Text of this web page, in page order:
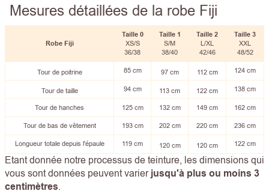
Mesures détaillées de la robe Fiji
Robe Fiji
Taille 0
XS/S
36/38
Taille 1
S/M
38/40
Taille 2
L/XL
42/46
Taille 3
XXL
48/52
Tour de poitrine 85 cm 97 cm 112 cm 124 cm
Tour de taille 94 cm 113 cm 122 cm 138 cm
Tour de hanches 125 cm 132 cm 149 cm
162 cm
Tour de bas de vêtement
193 cm 202 cm 220 cm
236 cm
Longueur totale depuis l'épaule
119 cm 120 cm 120 cm 122 cm
Etant donnée notre processus de teinture, les dimensions qui
vous sont données peuvent varierjusqu'à plus ou moins 3
centimètres.